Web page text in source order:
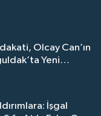
Olcay Can’ın
Yeni
İşgal